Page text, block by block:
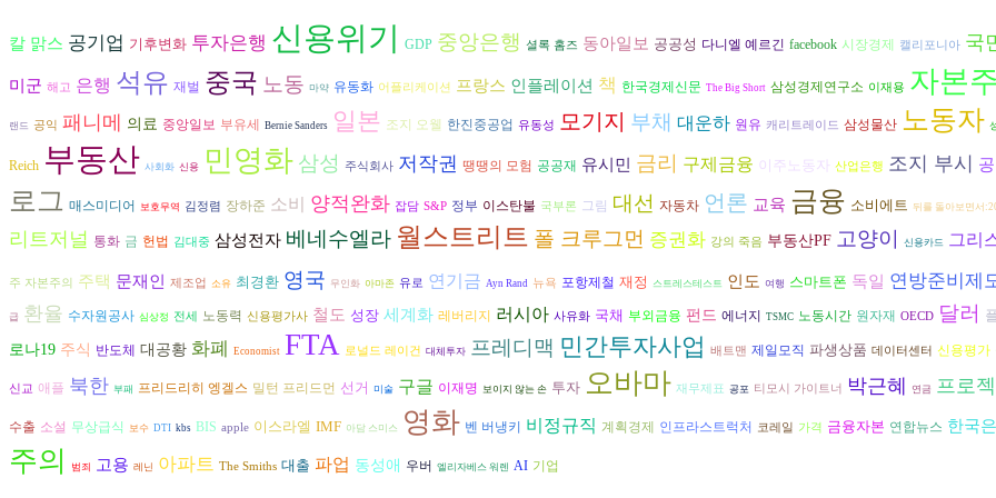
칼 맑스 공기업 기후변화 투자은행 신용위기 GDP 중앙은행 셜록 홈즈 동아일보 공공성 다니엘 예르긴 facebook 시장경제 캘리포니아 국
미군 해고 은행 석유 재벌 중국 노동 마약 유동화 어플리케이션 프랑스 인플레이션 책 한국경제신문 The Big Short 삼성경제연구소 이재용 자본
랜드 공익 패니메 의료 중앙일보 부유세 Bernie Sanders 일본 조지 오웰 한진중공업 유동성 모기지 부채 대운하 원유 캐리트레이드 삼성물산 노동자
Reich 부동산 사회화 신용 민영화 삼성 주식회사 저작권 땡땡의 모험 공공재 유시민 금리 구제금융 이주노동자 산업은행 조지 부시
로그 매스미디어 보호무역 김정렴 장하준 소비 양적완화 잡담 S&P 정부 이스탄불 국부론 그림 대선 자동차 언론 교육 금융 소비에트 뒤를 돌아보면서
리트저널 통화 금 헌법 김대중 삼성전자 베네수엘라 월스트리트 폴 크루그먼 증권화 강의 죽음 부동산PF 고양이 신용카드 그리
주 자본주의 주택 문재인 제조업 소유 최경환 영국 무인화 아마존 유로 연기금 Ayn Rand 뉴욕 포항제철 재정 스트레스테스트 인도 여행 스마트폰 독일 연방준비제
급 환율 수자원공사 심상정 전세 노동력 신용평가사 철도 성장 세계화 레버리지 러시아 사유화 국채 부외금융 펀드 에너지 TSMC 노동시간 원자재 OECD 달러
로나19 주식 반도체 대공황 화폐 Economist FTA 로널드 레이건 대체투자 프레디맥 민간투자사업 배트맨 제일모직 파생상품 데이터센터 신용평가
신교 애플 북한 부패 프리드리히 엥겔스 밀턴 프리드먼 선거 미술 구글 이재명 보이지 않는 손 투자 오바마 재무제표 공포 티모시 가이트너 박근혜 연금 프로
수출 소설 무상급식 보수 DTI kbs BIS apple 이스라엘 IMF 아담 스미스 영화 벤 버냉키 비정규직 계획경제 인프라스트럭처 코레일 가격 금융자본 연합뉴스 한국
주의 범죄 고용 레닌 아파트 The Smiths 대출 파업 동성애 우버 엘리자베스 워렌 AI 기업